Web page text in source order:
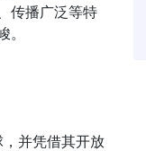
传播广泛等特
并凭借其开放